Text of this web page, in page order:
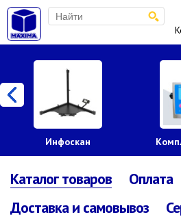
Комплектующие
Каталог товаров
Оплата
Доставка и самовывоз